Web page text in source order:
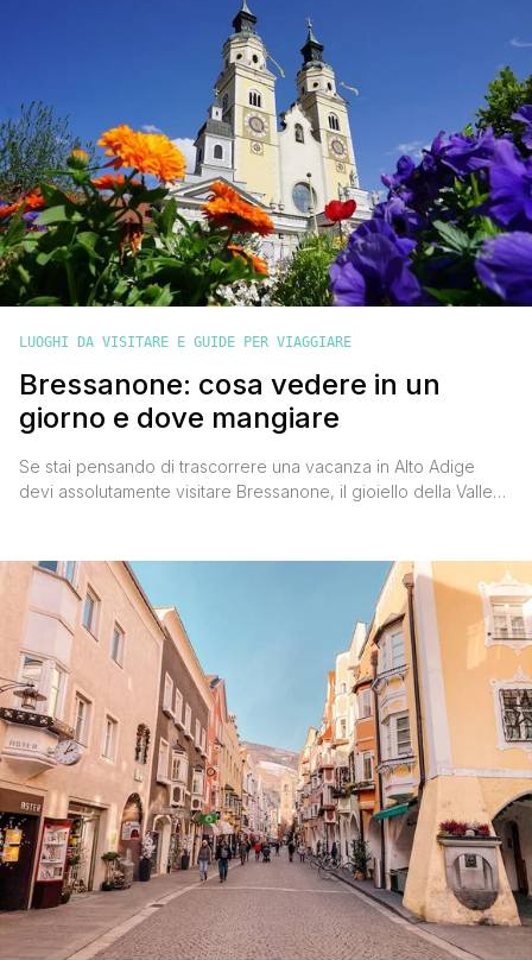
LUOGHI DA VISITARE E GUIDE PER VIAGGIARE
Bressanone: cosa vedere in un
giorno e dove mangiare
Se stai pensando di trascorrere una vacanza in Alto Adige
devi assolutamente visitare Bressanone, il gioiello della Valle
dal monte Pascolo, e che dista: 30 km da Vipiteno circa 35 km
da [']